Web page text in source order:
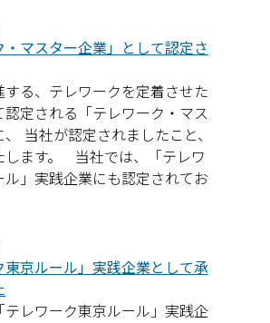
・マスター企業」として認定さ
する、テレワークを定着させた
認定される「テレワーク・マス
当社が認定されましたこと、
します。 当社では、「テレワ
ル」実践企業にも認定されてお
東京ルール」実践企業として承
テレワーク東京ルール」実践企